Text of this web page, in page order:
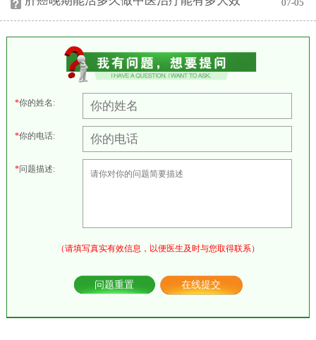
07-05
*你的姓名:
*你的电话:
*问题描述:
（请填写真实有效信息，以便医生及时与您取得联系）
问题重置 在线提交